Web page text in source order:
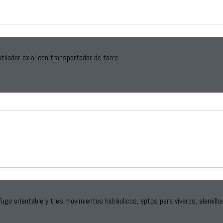
axial con transportador de torre
orientable y tres movimientos hidráulicos, aptos para viveros,